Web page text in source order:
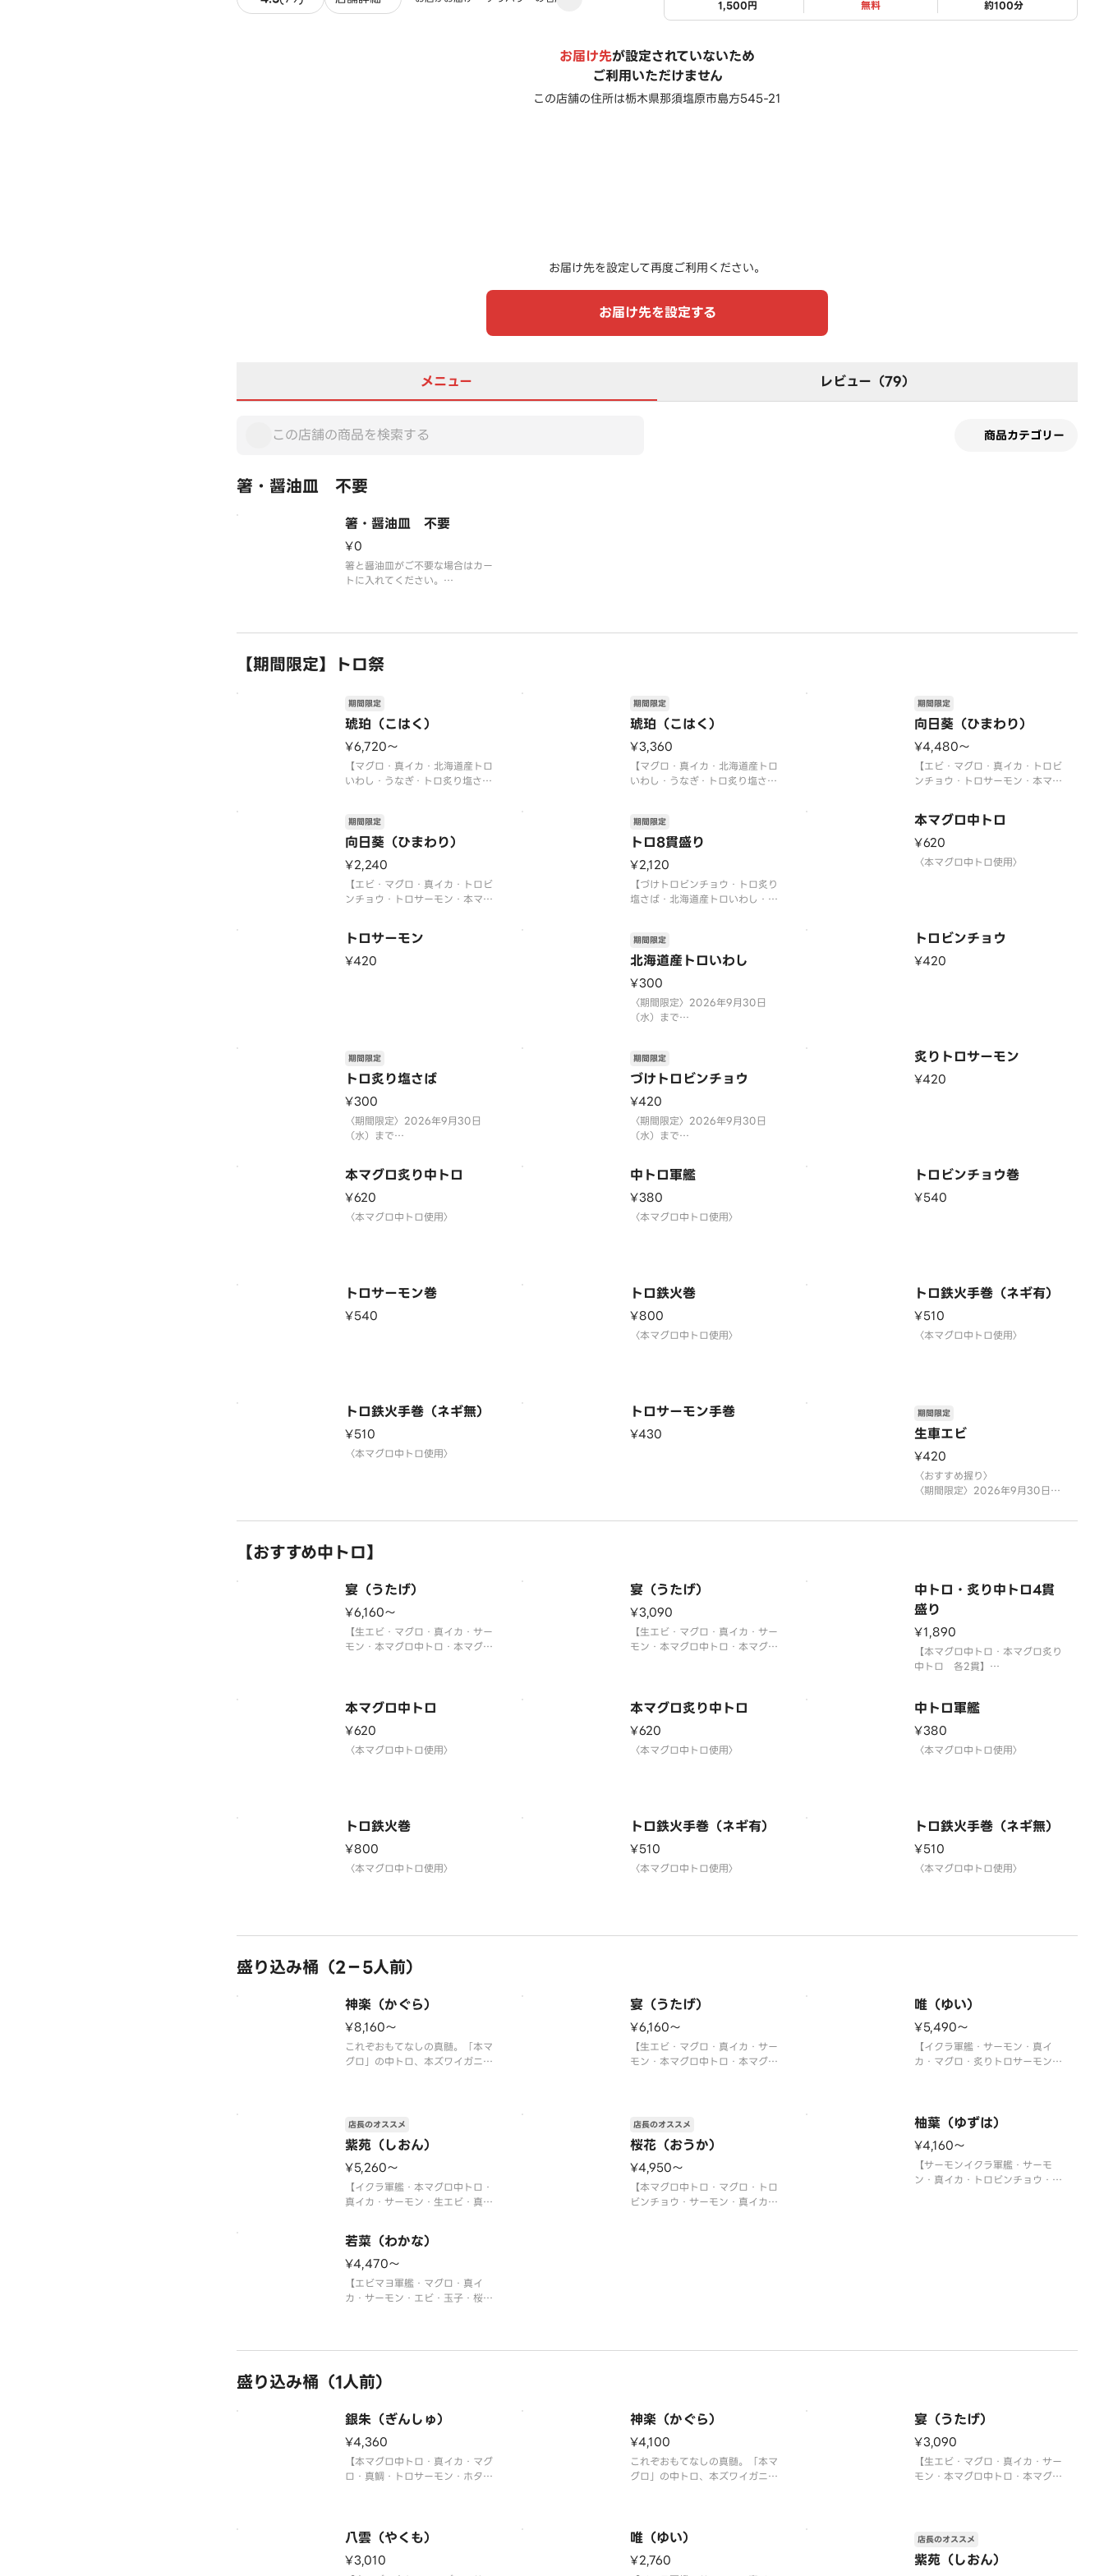
1,500円 無料 約100分
お届け先が設定されていないため
ご利用いただけません
この店舗の住所は栃木県那須塩原市島方545-21
お届け先を設定して再度ご利用ください。
お届け先を設定する
メニュー レビュー（79）
商品カテゴリー
箸・醤油皿 不要
箸・醤油皿 不要
¥0
箸と醤油皿がご不要な場合はカー
トに入れてください。
は不要です。
※お醤油はお寿司に添えてお渡し
【期間限定】トロ祭
琥珀（こはく）
期間限定
¥6,720〜
【マグロ・真イカ・北海道産トロ
いわし・うなぎ・トロ炙り塩さ
ョウ・イクラ軍艦・ネギトロ軍
艦・切玉子】
〈期間限定〉2026年9月30日
（水）まで
※数量限定につき、売り切れの際
琥珀（こはく）
期間限定
¥3,360
【マグロ・真イカ・北海道産トロ
いわし・うなぎ・トロ炙り塩さ
ョウ・イクラ軍艦・ネギトロ軍
艦・切玉子】
〈期間限定〉2026年9月30日
（水）まで
※数量限定につき、売り切れの際
向日葵（ひまわり）
期間限定
¥4,480〜
【エビ・マグロ・真イカ・トロビ
ンチョウ・トロサーモン・本マグ
ロいわし・サーモンイクラ軍艦・
ネギトロ軍艦】
〈本マグロ中トロ使用〉
〈期間限定〉2026年9月30日
（水）まで
向日葵（ひまわり）
期間限定
¥2,240
【エビ・マグロ・真イカ・トロビ
ンチョウ・トロサーモン・本マグ
ロいわし・サーモンイクラ軍艦・
ネギトロ軍艦】
〈本マグロ中トロ使用〉
トロ8貫盛り
期間限定
¥2,120
【づけトロビンチョウ・トロ炙り
塩さば・北海道産トロいわし・ネ
りトロサーモン 各1貫】
〈本マグロ中トロ使用〉
（水）まで
※数量限定につき、売り切れの際
はご容赦ください
本マグロ中トロ
¥620
〈本マグロ中トロ使用〉
トロサーモン
¥420 北海道産トロいわし
期間限定
¥300
〈期間限定〉2026年9月30日
（水）まで
トロビンチョウ
¥420
トロ炙り塩さば
期間限定
¥300
〈期間限定〉2026年9月30日
（水）まで
はご容赦ください。
づけトロビンチョウ
期間限定
¥420
〈期間限定〉2026年9月30日
（水）まで
はご容赦ください。
炙りトロサーモン
¥420
本マグロ炙り中トロ
¥620
〈本マグロ中トロ使用〉
中トロ軍艦
¥380
〈本マグロ中トロ使用〉
トロビンチョウ巻
¥540
トロサーモン巻
¥540
トロ鉄火巻
¥800
〈本マグロ中トロ使用〉
トロ鉄火手巻（ネギ有）
¥510
〈本マグロ中トロ使用〉
トロ鉄火手巻（ネギ無）
¥510
〈本マグロ中トロ使用〉
トロサーモン手巻
¥430 生車エビ
期間限定
¥420
〈おすすめ握り〉
〈期間限定〉2026年9月30日
※数量限定につき、売り切れの際
【おすすめ中トロ】
宴（うたげ）
¥6,160〜
【生エビ・マグロ・真イカ・サー
モン・本マグロ中トロ・本マグロ
〈本マグロ中トロ使用〉
宴（うたげ）
¥3,090
【生エビ・マグロ・真イカ・サー
モン・本マグロ中トロ・本マグロ
〈本マグロ中トロ使用〉
中トロ・炙り中トロ4貫
盛り
¥1,890
【本マグロ中トロ・本マグロ炙り
中トロ 各2貫】
本マグロ中トロ
¥620
〈本マグロ中トロ使用〉
本マグロ炙り中トロ
¥620
〈本マグロ中トロ使用〉
中トロ軍艦
¥380
〈本マグロ中トロ使用〉
トロ鉄火巻
¥800
〈本マグロ中トロ使用〉
トロ鉄火手巻（ネギ有）
¥510
〈本マグロ中トロ使用〉
トロ鉄火手巻（ネギ無）
¥510
〈本マグロ中トロ使用〉
盛り込み桶（2－5人前）
神楽（かぐら）
¥8,160〜
これぞおもてなしの真髄。「本マ
グロ」の中トロ、本ズワイガニ、
ーモン・大生エビ・本マグロ中ト
ロ・本ズワイガニ・うなぎ・ウニ
軍艦・イクラ軍艦・切玉子】
〈本マグロ中トロ使用〉
※写真は5人前です。
宴（うたげ）
¥6,160〜
【生エビ・マグロ・真イカ・サー
モン・本マグロ中トロ・本マグロ
〈本マグロ中トロ使用〉
※写真は5人前です。
唯（ゆい）
¥5,490〜
【イクラ軍艦・サーモン・真イ
カ・マグロ・炙りトロサーモン・
※写真は5人前です。
紫苑（しおん）
店長のオススメ
¥5,260〜
【イクラ軍艦・本マグロ中トロ・
真イカ・サーモン・生エビ・真
ギトロ軍艦】
〈本マグロ中トロ使用〉
※写真は5人前です。
桜花（おうか）
店長のオススメ
¥4,950〜
【本マグロ中トロ・マグロ・トロ
ビンチョウ・サーモン・真イカ・
柚葉（ゆずは）
¥4,160〜
【サーモンイクラ軍艦・サーモ
ン・真イカ・トロビンチョウ・甘
若菜（わかな）
¥4,470〜
【エビマヨ軍艦・マグロ・真イ
カ・サーモン・エビ・玉子・桜い
盛り込み桶（1人前）
銀朱（ぎんしゅ）
¥4,360
【本マグロ中トロ・真イカ・マグ
ロ・真鯛・トロサーモン・ホタ
〈本マグロ中トロ使用〉
神楽（かぐら）
¥4,100
これぞおもてなしの真髄。「本マ
グロ」の中トロ、本ズワイガニ、
ーモン・大生エビ・本マグロ中ト
軍艦・イクラ軍艦・切玉子】
宴（うたげ）
¥3,090
【生エビ・マグロ・真イカ・サー
モン・本マグロ中トロ・本マグロ
〈本マグロ中トロ使用〉
八雲（やくも）
¥3,010
唯（ゆい）
¥2,760 紫苑（しおん）
店長のオススメ